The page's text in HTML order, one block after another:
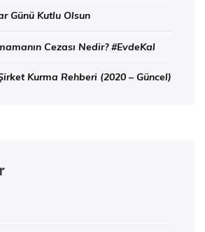
Günü Kutlu Olsun
Cezası Nedir? #EvdeKal
Kurma Rehberi (2020 – Güncel)